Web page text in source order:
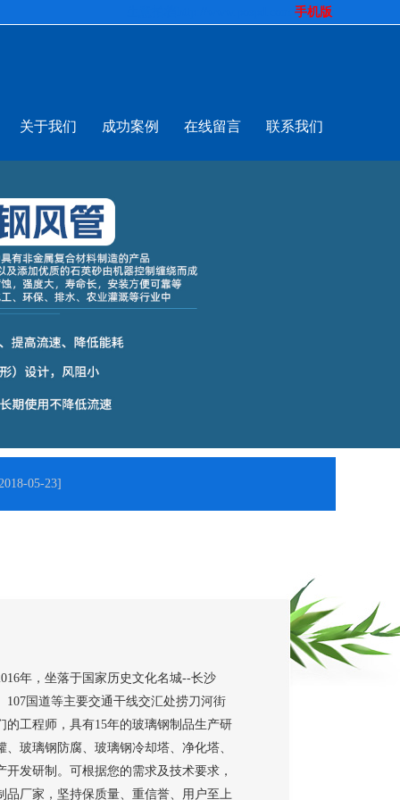
手机版
关于我们 成功案例 在线留言 联系我们
23]
年，坐落于国家历史文化名城--长沙
国道等主要交通干线交汇处捞刀河街
工程师，具有15年的玻璃钢制品生产研
玻璃钢防腐、玻璃钢冷却塔、净化塔、
发研制。可根据您的需求及技术要求，
厂家，坚持保质量、重信誉、用户至上